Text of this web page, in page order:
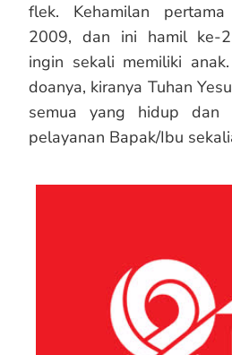
flek. Kehamilan
2009, dan ini hamil ke-
ingin sekali memiliki
doanya, kiranya Tuhan
semua yang hidup dan
pelayanan Bapak/Ibu